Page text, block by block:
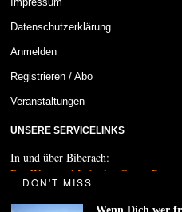
Datenschutzerklärung
Anmelden
Registrieren / Abo
Veranstaltungen
UNSERE SERVICELINKS
In und über Biberach:
Das Wetter
MarktplatzCam
Kultur und Medien:
DON'T MISS